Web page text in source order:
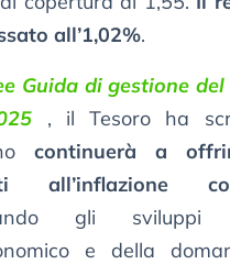
all’1,02%.
Guida di gestione
, il Tesoro ha
continuerà a
all’inflazione
gli sviluppi
e della